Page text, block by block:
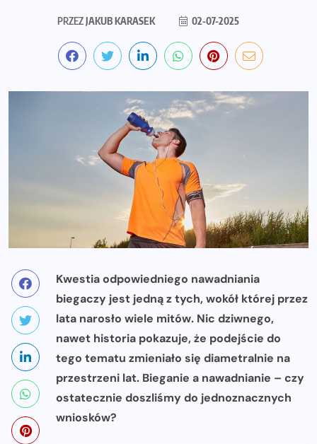
PRZEZJAKUB KARASEK 02-07-2025
Kwestia odpowiedniego nawadniania
biegaczy jest jedną z tych, wokół której przez
lata narosło wiele mitów. Nic dziwnego,
nawet historia pokazuje, że podejście do
tego tematu zmieniało się diametralnie na
przestrzeni lat. Bieganie a nawadnianie – czy
ostatecznie doszliśmy do jednoznacznych
wniosków?